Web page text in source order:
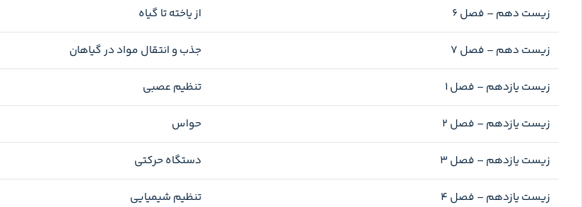
زیست دهم – فصل ۶ از یاخته تا گیاه
زیست دهم – فصل ۷ جذب و انتقال مواد در گیاهان
زیست یازدهم – فصل ۱ تنظیم عصبی
زیست یازدهم – فصل ۲ حواس
زیست یازدهم – فصل ۳ دستگاه حرکتی
زیست یازدهم – فصل ۴ تنظیم شیمیایی